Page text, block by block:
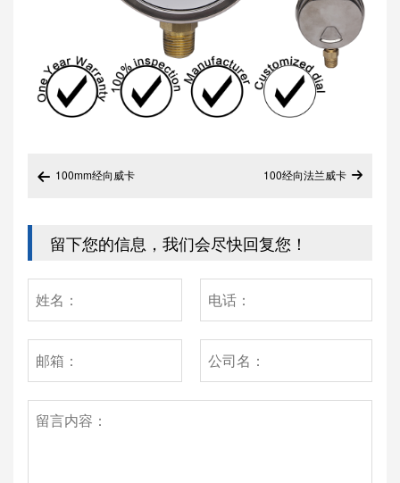
 100mm经向威卡 
100经向法兰威卡
留下您的信息，我们会尽快回复您！